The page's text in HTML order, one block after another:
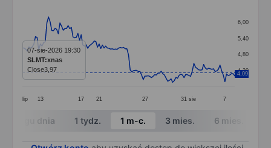
Line chart with 131 data points.
The chart has 1 X axis displaying categories.
The chart has 1 Y axis displaying values. Data
lip 13 17 21 27 31 sie 7
4,20
4,80
5,40
6,00
4,09
07-sie-2026 19:30
SLMT:xnas
Close3,97
End of interactive chart.
W ciągu dnia 1 tydz. 1 m-c. 3 mies. 6 mies.